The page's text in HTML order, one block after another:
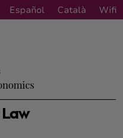
Español Català Wifi
Law